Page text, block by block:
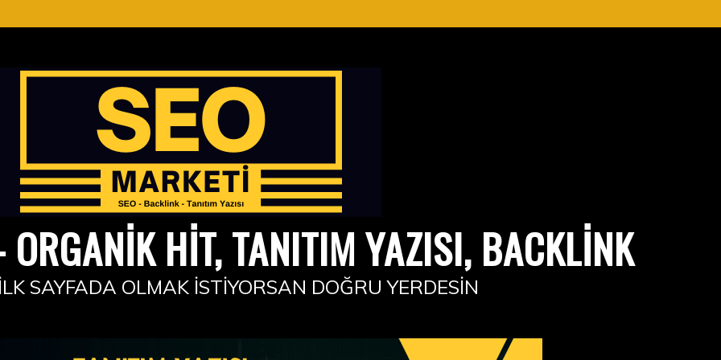
ORGANIK HIT, TANITIM YAZISI, BACKLINK
SAYFADA OLMAK İSTIYORSAN DOĞRU YERDESIN